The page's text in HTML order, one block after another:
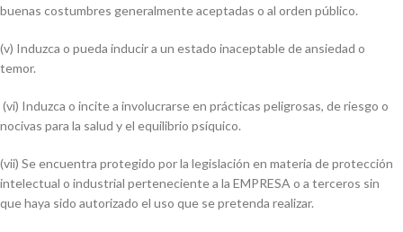
buenas costumbres generalmente aceptadas o al orden público.
(v) Induzca o pueda inducir a un estado inaceptable de ansiedad o
temor.
(vi) Induzca o incite a involucrarse en prácticas peligrosas, de riesgo o
nocivas para la salud y el equilibrio psíquico.
(vii) Se encuentra protegido por la legislación en materia de protección
intelectual o industrial perteneciente a la EMPRESA o a terceros sin
que haya sido autorizado el uso que se pretenda realizar.